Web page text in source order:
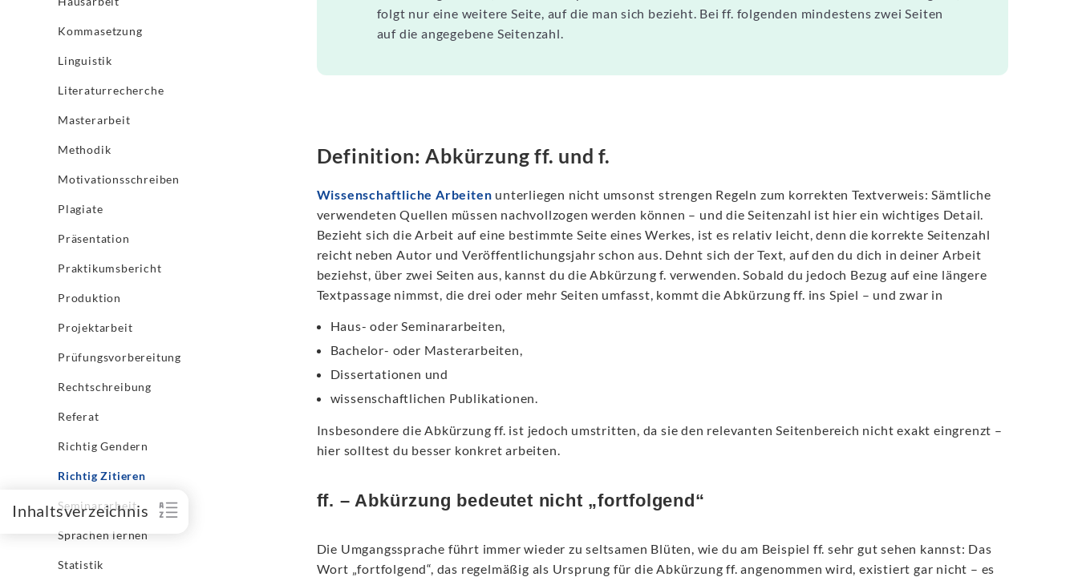
Kommasetzung
Linguistik
Literaturrecherche
Masterarbeit
Methodik
Motivationsschreiben
Plagiate
Präsentation
Praktikumsbericht
Produktion
Projektarbeit
Prüfungsvorbereitung
Rechtschreibung
Referat
Richtig Gendern
Richtig Zitieren
Seminararbeit
Sprachen lernen
Statistik
Inhaltsverzeichnis
folgt nur eine weitere Seite, auf die man sich bezieht. Bei ff. folgenden mindestens zwei Seiten
auf die angegebene Seitenzahl.
Definition: Abkürzung ff. und f.
Wissenschaftliche Arbeiten unterliegen nicht umsonst strengen Regeln zum korrekten Textverweis: Sämtliche
verwendeten Quellen müssen nachvollzogen werden können – und die Seitenzahl ist hier ein wichtiges Detail.
Bezieht sich die Arbeit auf eine bestimmte Seite eines Werkes, ist es relativ leicht, denn die korrekte Seitenzahl
reicht neben Autor und Veröffentlichungsjahr schon aus. Dehnt sich der Text, auf den du dich in deiner Arbeit
beziehst, über zwei Seiten aus, kannst du die Abkürzung f. verwenden. Sobald du jedoch Bezug auf eine längere
Textpassage nimmst, die drei oder mehr Seiten umfasst, kommt die Abkürzung ff. ins Spiel – und zwar in
Haus- oder Seminararbeiten,
Bachelor- oder Masterarbeiten,
Dissertationen und
wissenschaftlichen Publikationen.
Insbesondere die Abkürzung ff. ist jedoch umstritten, da sie den relevanten Seitenbereich nicht exakt eingrenzt –
hier solltest du besser konkret arbeiten.
ff. – Abkürzung bedeutet nicht „fortfolgend“
Die Umgangssprache führt immer wieder zu seltsamen Blüten, wie du am Beispiel ff. sehr gut sehen kannst: Das
Wort „fortfolgend“, das regelmäßig als Ursprung für die Abkürzung ff. angenommen wird, existiert gar nicht – es